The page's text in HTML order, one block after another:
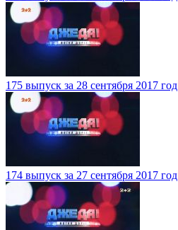
175 выпуск за 28 сентября 2017 год
174 выпуск за 27 сентября 2017 год